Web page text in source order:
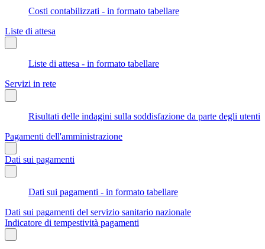
Costi contabilizzati - in formato tabellare
Liste di attesa
Liste di attesa - in formato tabellare
Servizi in rete
Risultati delle indagini sulla soddisfazione da parte degli utenti
Pagamenti dell'amministrazione
Dati sui pagamenti
Dati sui pagamenti - in formato tabellare
Dati sui pagamenti del servizio sanitario nazionale
Indicatore di tempestività pagamenti